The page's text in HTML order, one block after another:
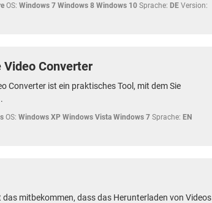
OS: Windows 7 Windows 8 Windows 10 Sprache: DE Version:
Video Converter
Converter ist ein praktisches Tool, mit dem Sie
OS: Windows XP Windows Vista Windows 7 Sprache: EN
das mitbekommen, dass das Herunterladen von Videos